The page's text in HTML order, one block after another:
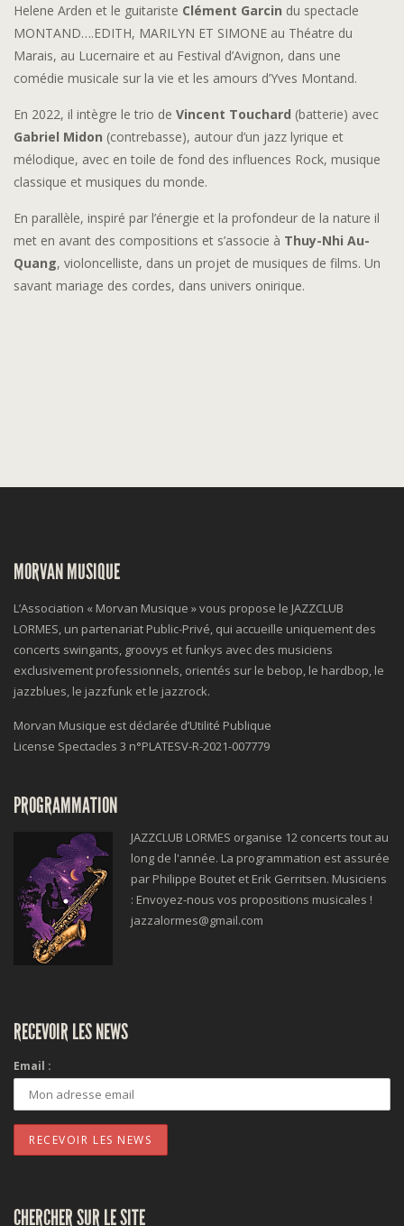
Helene Arden et le guitariste Clément Garcin du spectacle
MONTAND….EDITH, MARILYN ET SIMONE au Théatre du
Marais, au Lucernaire et au Festival d’Avignon, dans une
comédie musicale sur la vie et les amours d’Yves Montand.
En 2022, il intègre le trio de Vincent Touchard (batterie) avec
Gabriel Midon (contrebasse), autour d’un jazz lyrique et
mélodique, avec en toile de fond des influences Rock, musique
classique et musiques du monde.
En parallèle, inspiré par l’énergie et la profondeur de la nature il
met en avant des compositions et s’associe à Thuy-Nhi Au-
Quang, violoncelliste, dans un projet de musiques de films. Un
savant mariage des cordes, dans univers onirique.
MORVAN MUSIQUE
L’Association « Morvan Musique » vous propose le JAZZCLUB
LORMES, un partenariat Public-Privé, qui accueille uniquement des
concerts swingants, groovys et funkys avec des musiciens
exclusivement professionnels, orientés sur le bebop, le hardbop, le
jazzblues, le jazzfunk et le jazzrock.
Morvan Musique est déclarée d’Utilité Publique
License Spectacles 3 n°PLATESV-R-2021-007779
PROGRAMMATION
JAZZCLUB LORMES organise 12 concerts tout au
long de l'année. La programmation est assurée
par Philippe Boutet et Erik Gerritsen. Musiciens
: Envoyez-nous vos propositions musicales !
jazzalormes@gmail.com
RECEVOIR LES NEWS
Email :
CHERCHER SUR LE SITE